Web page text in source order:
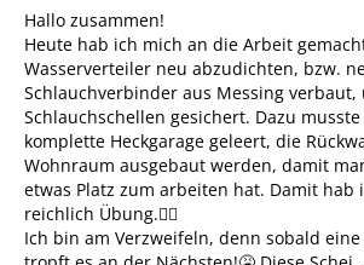
Hallo zusammen!
Heute hab ich mich an die Arbeit
Wasserverteiler neu abzudichten, bzw.
Schlauchverbinder aus Messing
Schlauchschellen gesichert. Dazu
komplette Heckgarage geleert, die
Wohnraum ausgebaut werden, damit
etwas Platz zum arbeiten hat. Damit hab
reichlich Übung.👎🏼
Ich bin am Verzweifeln, denn sobald